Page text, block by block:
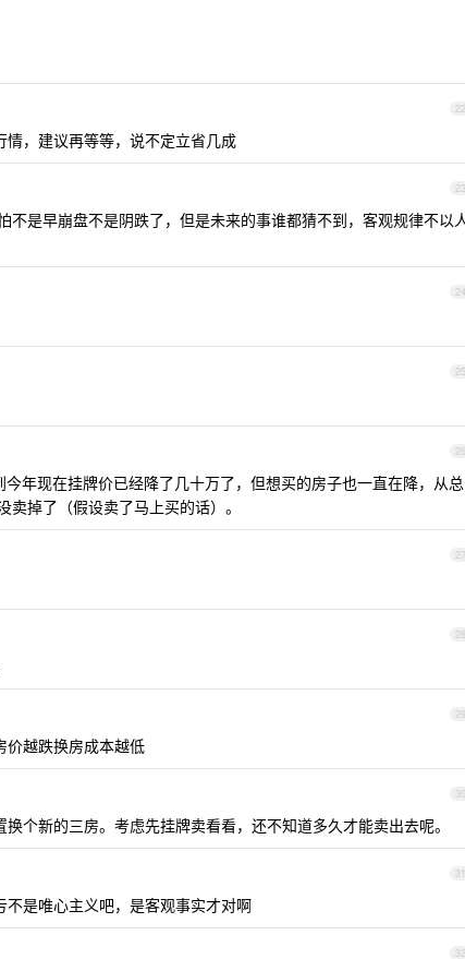
22
，建议再等等，说不定立省几成
23
不是早崩盘不是阴跌了，但是未来的事谁都猜不到，客观规律不以
24
25
26
年现在挂牌价已经降了几十万了，但想买的房子也一直在降，从总
掉了（假设卖了马上买的话）。
27
28
29
价越跌换房成本越低
30
个新的三房。考虑先挂牌卖看看，还不知道多久才能卖出去呢。
31
是唯心主义吧，是客观事实才对啊
32